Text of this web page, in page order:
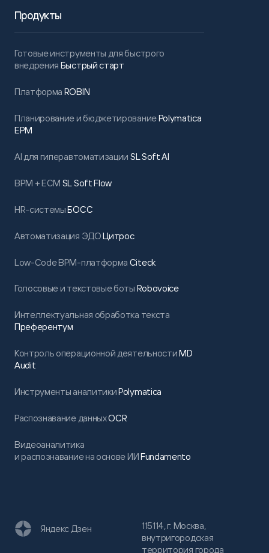
Продукты
Готовые инструменты для быстрого
внедрения Быстрый старт
Платформа ROBIN
Планирование и бюджетированиеPolymatica
EPM
AI для гиперавтоматизации SL Soft AI
BPM + ECM SL Soft Flow
HR-системыБОСС
Автоматизация ЭДОЦитрос
Low-Code BPM-платформа Citeck
Голосовые и текстовые боты Robovoice
Интеллектуальная обработка текста
Преферентум
Контроль операционной деятельностиMD
Audit
Инструменты аналитикиPolymatica
Распознавание данныхOCR
Видеоаналитика
и распознавание на основе ИИFundamento
115114, г. Москва,
внутригородская
территория города
Яндекс Дзен